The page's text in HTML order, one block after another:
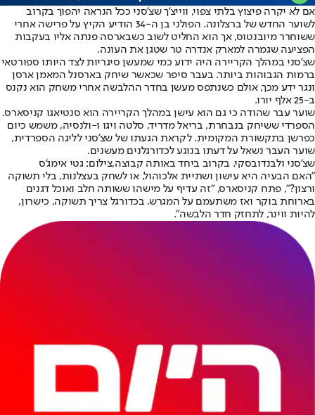
אם לא יקרה פיצוץ בלתי צפוי, ווייצ'ך שצ'סני ככל הנראה יהפוך בקרוב
לשוער החדש של ברצלונה. הפולני בן ה-34 הודיע הקיץ על פרישה אחרי
ששוחרר מיובנטוס, אך הוא החליט לשוב כשבארסה פנתה אליו בעקבות
הפציעה שגמרה למארק אנדרה טר שטגן את העונה.
שצ'סני במהלך הקריירה היה ידוע כמי שמעשן סיגריות לצד היותו ספורטאי
ברמות הגבוהות ביותר. בעבר סיפר שכאשר שיחק בארסנל המאמן ארסן
ונגר ידע מכך, אולם כשנתפס מעשן בחדר ההלבשה אחרי משחק הוא נקנס
ב-25 אלף יורו.
שוער עבר שהודה כי גם הוא עישן במהלך הקריירה הוא סנטיאגו קניסארס.
הספרדי ששיחק בנבחרת, בריאל מדריד, סלטה ויגו ו-ולנסיה, משמש כיום
כפרשן בתקשורת המקומית. לקראת הגעתו של שצ'סני לליגה הספרדית,
שוער העבר נשאל על דעתו בנוגע לכדורגלנים מעשנים.
שצ'סני ולבנדובסקי. בקרוב ביחד באותה קבוצה,צילום: גטי אימג'ס
"האם הבעיה היא עישון ושתיית אלכוהול, או לשחק בעצלנות, בלי תשוקה
ורצון?", פתח קניסארס, "זה עדיף על מישהו ששותה חלב ואוכל דגנים
בארוחת בוקר ואז משתעמם על המגרש. בכדורגל צריך תשוקה, כישרון,
להיות ווינר, לתחזק חדר הלבשה".